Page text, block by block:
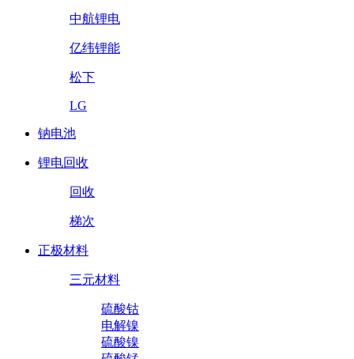
中航锂电
亿纬锂能
松下
LG
钠电池
锂电回收
回收
梯次
正极材料
三元材料
硫酸钴
电解镍
硫酸镍